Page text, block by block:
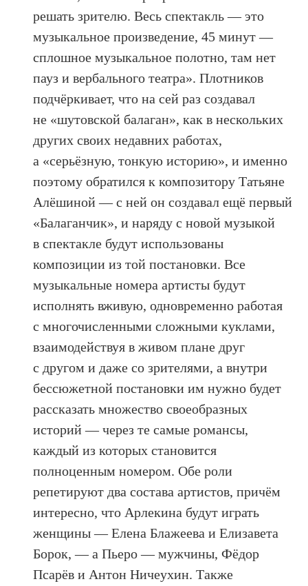
решать зрителю. Весь спектакль — это
музыкальное произведение, 45 минут —
сплошное музыкальное полотно, там нет
пауз и вербального театра». Плотников
подчёркивает, что на сей раз создавал
не «шутовской балаган», как в нескольких
других своих недавних работах,
а «серьёзную, тонкую историю», и именно
поэтому обратился к композитору Татьяне
Алёшиной — с ней он создавал ещё первый
«Балаганчик», и наряду с новой музыкой
в спектакле будут использованы
композиции из той постановки. Все
музыкальные номера артисты будут
исполнять вживую, одновременно работая
с многочисленными сложными куклами,
взаимодействуя в живом плане друг
с другом и даже со зрителями, а внутри
бессюжетной постановки им нужно будет
рассказать множество своеобразных
историй — через те самые романсы,
каждый из которых становится
полноценным номером. Обе роли
репетируют два состава артистов, причём
интересно, что Арлекина будут играть
женщины — Елена Блажеева и Елизавета
Борок, — а Пьеро — мужчины, Фёдор
Псарёв и Антон Ничеухин. Также